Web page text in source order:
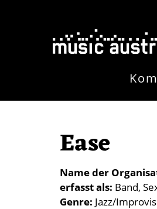
Ease
Name der
erfasst als Band
Genre Jazz/